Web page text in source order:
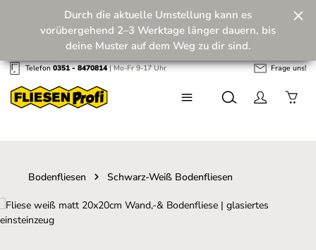
Zum Hauptinhalt springen
Zukunft! 💪
Durch die aktuelle Umstellung kann es
vorübergehend 2–3 Werktage länger dauern, bis
deine Muster auf dem Weg zu dir sind.
Telefon0351 - 8470814| Mo-Fr 9-17 Uhr Frage uns!
Bodenfliesen Schwarz-Weiß Bodenfliesen
Bildergalerie überspringen